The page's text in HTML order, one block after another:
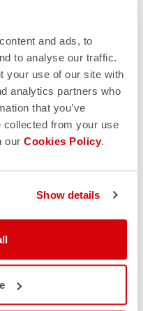
and ads, to
to analyse our traffic.
your use of our site with
analytics partners who
that you’ve
collected from your use
our Cookies Policy.
Show details